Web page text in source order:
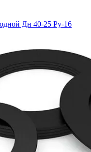
Дн 40-25 Ру-16